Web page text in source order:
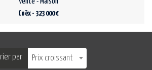
Coëx - 323 000 €
Trier par Prix croissant